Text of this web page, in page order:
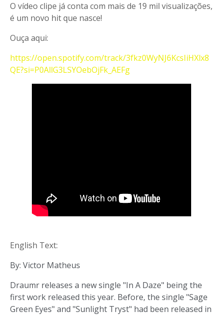
O vídeo clipe já conta com mais de 19 mil visualizações,
é um novo hit que nasce!
Ouça aqui:
https://open.spotify.com/track/3fkz0WyNJ6KcsIiHXlx8
QE?si=P0AllG3LSYOebOjFk_AEFg
English Text:
By: Victor Matheus
Draumr releases a new single "In A Daze" being the
first work released this year. Before, the single "Sage
Green Eyes" and "Sunlight Tryst" had been released in